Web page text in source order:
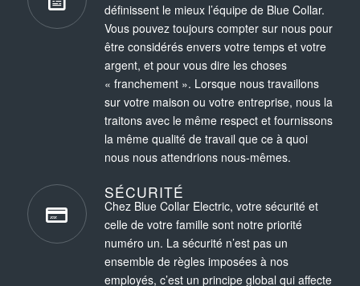
définissent le mieux l’équipe de Blue Collar.
Vous pouvez toujours compter sur nous pour
être considérés envers votre temps et votre
argent, et pour vous dire les choses
« franchement ». Lorsque nous travaillons
sur votre maison ou votre entreprise, nous la
traitons avec le même respect et fournissons
la même qualité de travail que ce à quoi
nous nous attendrions nous-mêmes.
SÉCURITÉ
Chez Blue Collar Electric, votre sécurité et
celle de votre famille sont notre priorité
numéro un. La sécurité n’est pas un
ensemble de règles imposées à nos
employés, c’est un principe global qui affecte